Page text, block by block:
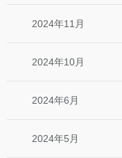
2024年11月
2024年10月
2024年6月
2024年5月